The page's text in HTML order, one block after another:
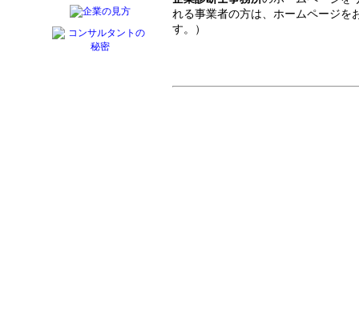
れる事業者の方は、ホームページを
す。）